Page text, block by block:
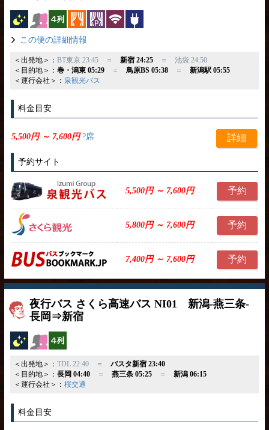
夜行バス女性安心
横4列 カーテンパーソナルカーテン
無線LAN
この便の詳細情報
＜出発地＞： BT東京 23:45 ＝ 新宿 24:25＝ 池袋 24:50
＜目的地＞： 巻・潟東 05:29＝ 鳥原BS 05:38＝ 新潟駅 05:55
＜運行会社＞： 泉観光バス
料金目安
5,500円 ～ 7,600円?席 詳細
予約サイト
5,500円 ～ 7,600円 予約
5,800円 ～ 7,600円 予約
7,400円 ～ 7,600円 予約
夜行バス さくら高速バス NI01 新潟-燕三条-
長岡⇒新宿
夜行バス女性安心
＜出発地＞： TDL 22:40 ＝ バスタ新宿 23:40
＜目的地＞： 長岡 04:40＝ 燕三条 05:25＝ 新潟 06:15
＜運行会社＞： 桜交通
料金目安